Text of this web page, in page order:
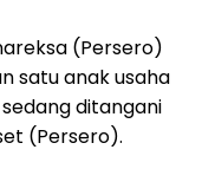
(Persero)
satu anak usaha
ditangani
(Persero).